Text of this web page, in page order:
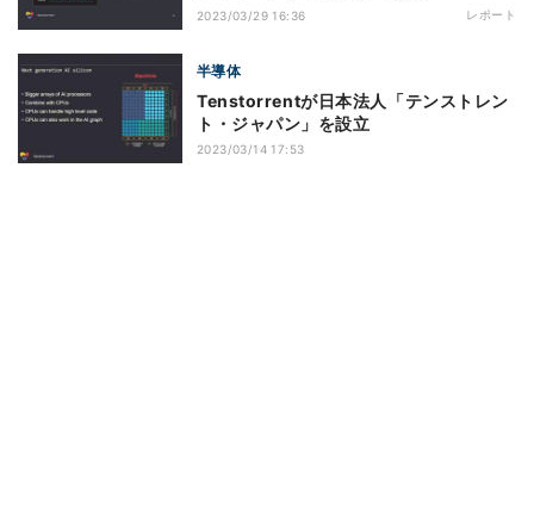
2023/03/29 16:36 レポート
半導体
Tenstorrentが日本法人「テンストレン
ト・ジャパン」を設立
2023/03/14 17:53